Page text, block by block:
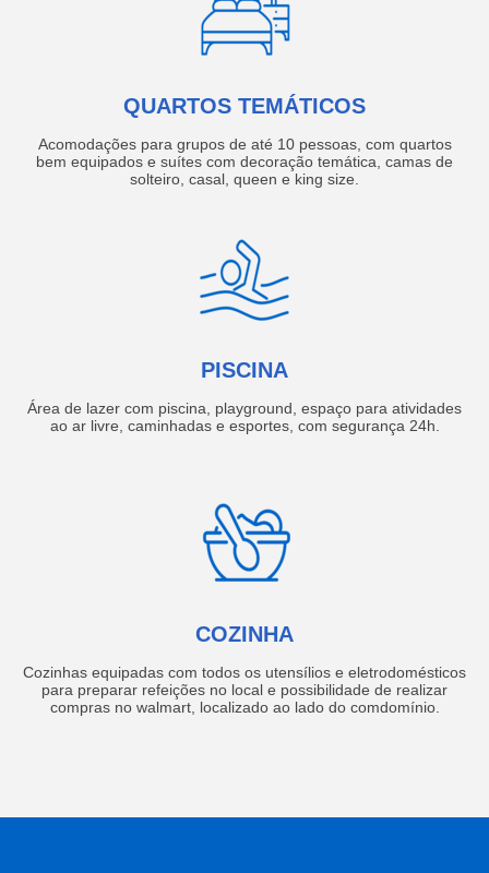
QUARTOS TEMÁTICOS
Acomodações para grupos de até 10 pessoas, com quartos
bem equipados e suítes com decoração temática, camas de
solteiro, casal, queen e king size.
PISCINA
Área de lazer com piscina, playground, espaço para atividades
ao ar livre, caminhadas e esportes, com segurança 24h.
COZINHA
Cozinhas equipadas com todos os utensílios e eletrodomésticos
para preparar refeições no local e possibilidade de realizar
compras no walmart, localizado ao lado do comdomínio.